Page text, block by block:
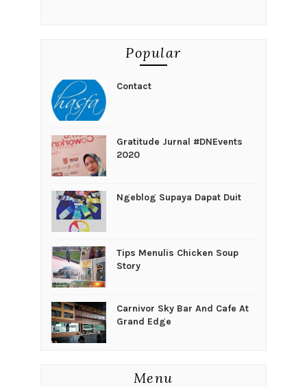
Popular
Contact
Gratitude Jurnal #DNEvents
2020
Ngeblog Supaya Dapat Duit
Tips Menulis Chicken Soup
Story
Carnivor Sky Bar And Cafe At
Grand Edge
Menu